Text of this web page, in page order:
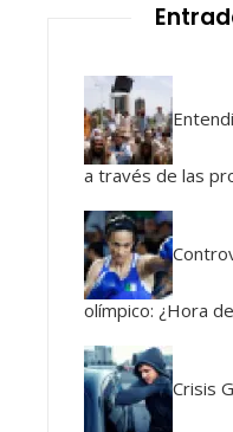
a través de las
olímpico: ¿Hora
Crisis